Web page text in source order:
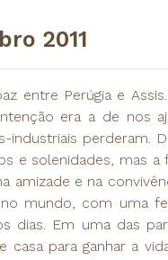
2011
entre Perúgia e
era a de nos
perderam.
e solenidades, mas a
amizade e na
mundo, com uma
dias. Em uma das
para ganhar a